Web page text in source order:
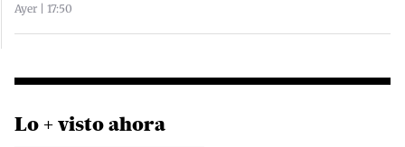
Ayer | 17:50
Lo + visto ahora